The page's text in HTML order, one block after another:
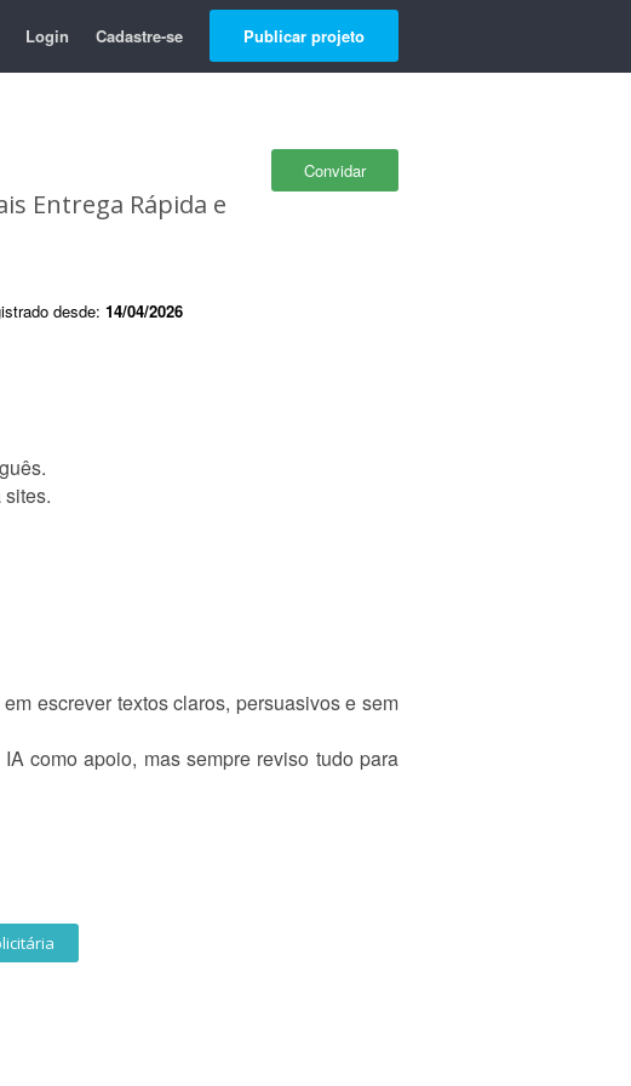
Login Cadastre-se Publicar projeto
Convidar
Entrega Rápida e
desde: 14/04/2026
escrever textos claros, persuasivos e sem
como apoio, mas sempre reviso tudo para